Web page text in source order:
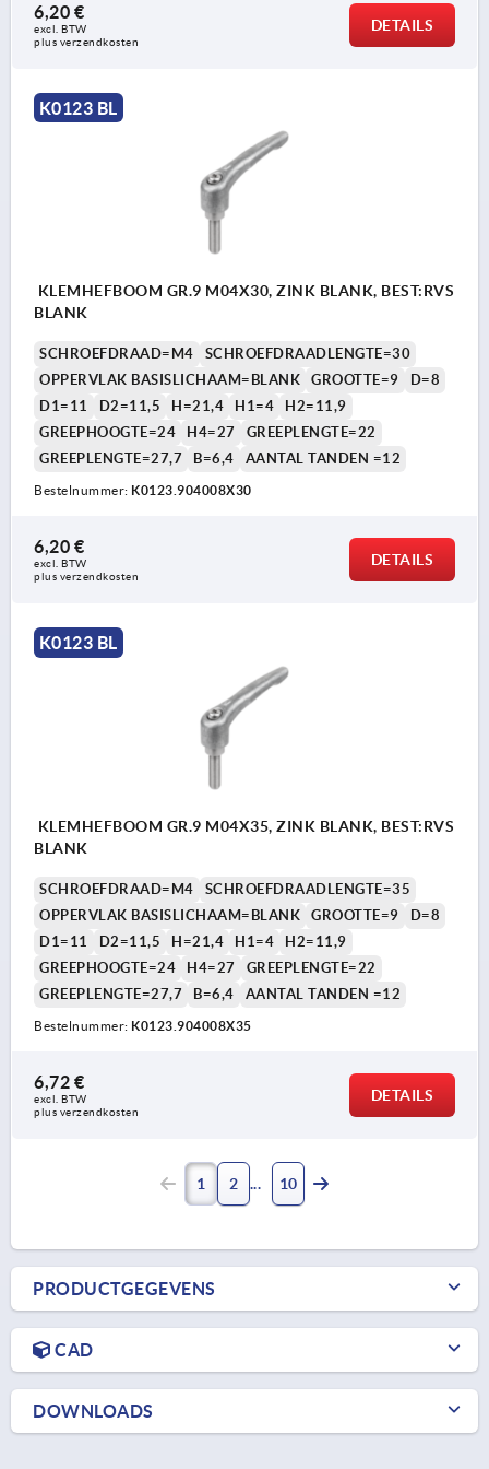
6,20 €
excl. BTW
plus verzendkosten
DETAILS
K0123 BL
KLEMHEFBOOM GR.9 M04X30, ZINK BLANK, BEST:RVS
BLANK
SCHROEFDRAAD=M4
SCHROEFDRAADLENGTE=30
OPPERVLAK BASISLICHAAM=BLANK
GROOTTE=9
D=8
D1=11
D2=11,5 H=21,4 H1=4
H2=11,9
GREEPHOOGTE=24
H4=27
GREEPLENGTE=22
GREEPLENGTE=27,7
B=6,4 AANTAL TANDEN =12
Bestelnummer: K0123.904008X30
6,20 €
excl. BTW
plus verzendkosten
DETAILS
K0123 BL
KLEMHEFBOOM GR.9 M04X35, ZINK BLANK, BEST:RVS
BLANK
SCHROEFDRAAD=M4
SCHROEFDRAADLENGTE=35
OPPERVLAK BASISLICHAAM=BLANK
GROOTTE=9
D=8
D1=11
D2=11,5 H=21,4 H1=4
H2=11,9
GREEPHOOGTE=24
H4=27
GREEPLENGTE=22
GREEPLENGTE=27,7
B=6,4 AANTAL TANDEN =12
Bestelnummer: K0123.904008X35
6,72 €
excl. BTW
plus verzendkosten
DETAILS
1 2 10
PRODUCTGEGEVENS
CAD
DOWNLOADS